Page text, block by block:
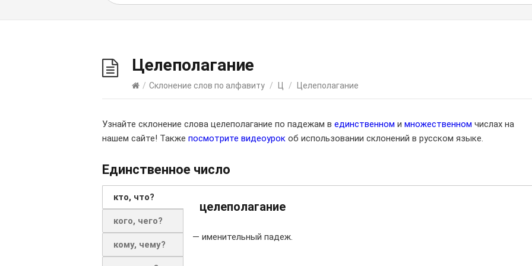
Целеполагание
/ Склонение слов по алфавиту / / Целеполагание
Узнайте склонение слова целеполагание по падежам в единственном и множественном числах на
нашем сайте! Также посмотрите видеоурок об использовании склонений в русском языке.
Единственное число
кто, что?
кого, чего?
кому, чему?
целеполагание
— именительный падеж.